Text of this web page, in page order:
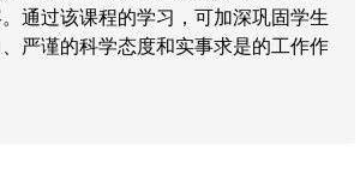
通过该课程的学习，可加深巩固学生
严谨的科学态度和实事求是的工作作